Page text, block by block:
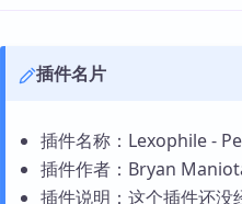
插件名片
插件名称：Lexophile -
插件作者：Bryan
插件说明：这个插件还